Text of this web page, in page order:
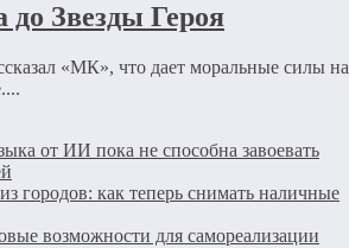
до Звезды Героя
«МК», что дает моральные
от ИИ пока не способна завоевать
городов: как теперь снимать наличные
возможности для самореализации